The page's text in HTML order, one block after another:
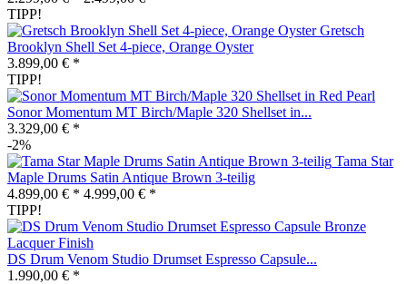
TIPP!
Gretsch
Brooklyn Shell Set 4-piece, Orange Oyster
3.899,00 € *
TIPP!
Sonor Momentum MT Birch/Maple 320 Shellset in...
3.329,00 € *
-2%
Tama Star
Maple Drums Satin Antique Brown 3-teilig
4.899,00 € * 4.999,00 € *
TIPP!
DS Drum Venom Studio Drumset Espresso Capsule...
1.990,00 € *